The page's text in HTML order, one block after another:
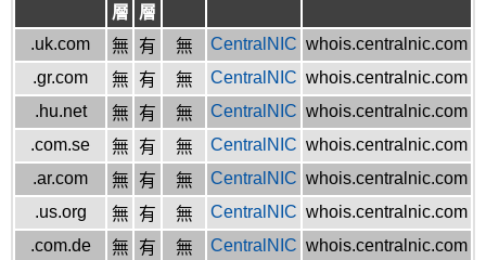
層
層
.uk.com
無 有 無 CentralNIC whois.centralnic.com
.gr.com
無 有 無 CentralNIC whois.centralnic.com
.hu.net
無 有 無 CentralNIC whois.centralnic.com
.com.se
無 有 無 CentralNIC whois.centralnic.com
.ar.com
無 有 無 CentralNIC whois.centralnic.com
.us.org
無 有 無 CentralNIC whois.centralnic.com
.com.de
無 有 無 CentralNIC whois.centralnic.com